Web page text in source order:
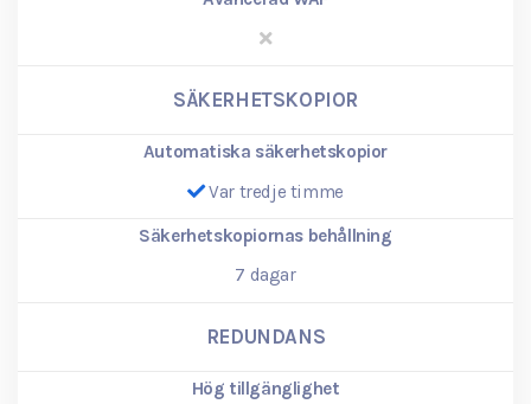
SÄKERHETSKOPIOR
Automatiska säkerhetskopior
Var tredje timme
Säkerhetskopiornas behållning
7 dagar
REDUNDANS
Hög tillgänglighet